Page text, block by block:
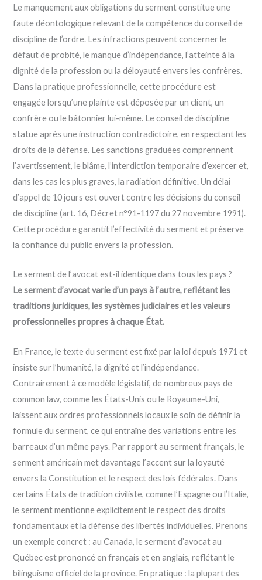
Le manquement aux obligations du serment constitue une
faute déontologique relevant de la compétence du conseil de
discipline de l’ordre. Les infractions peuvent concerner le
défaut de probité, le manque d’indépendance, l’atteinte à la
dignité de la profession ou la déloyauté envers les confrères.
Dans la pratique professionnelle, cette procédure est
engagée lorsqu’une plainte est déposée par un client, un
confrère ou le bâtonnier lui-même. Le conseil de discipline
statue après une instruction contradictoire, en respectant les
droits de la défense. Les sanctions graduées comprennent
l’avertissement, le blâme, l’interdiction temporaire d’exercer et,
dans les cas les plus graves, la radiation définitive. Un délai
d’appel de 10 jours est ouvert contre les décisions du conseil
de discipline (art. 16, Décret n°91-1197 du 27 novembre 1991).
Cette procédure garantit l’effectivité du serment et préserve
la confiance du public envers la profession.
Le serment de l’avocat est-il identique dans tous les pays ?
Le serment d’avocat varie d’un pays à l’autre, reflétant les
traditions juridiques, les systèmes judiciaires et les valeurs
professionnelles propres à chaque État.
En France, le texte du serment est fixé par la loi depuis 1971 et
insiste sur l’humanité, la dignité et l’indépendance.
Contrairement à ce modèle législatif, de nombreux pays de
common law, comme les États-Unis ou le Royaume-Uni,
laissent aux ordres professionnels locaux le soin de définir la
formule du serment, ce qui entraîne des variations entre les
barreaux d’un même pays. Par rapport au serment français, le
serment américain met davantage l’accent sur la loyauté
envers la Constitution et le respect des lois fédérales. Dans
certains États de tradition civiliste, comme l’Espagne ou l’Italie,
le serment mentionne explicitement le respect des droits
fondamentaux et la défense des libertés individuelles. Prenons
un exemple concret : au Canada, le serment d’avocat au
Québec est prononcé en français et en anglais, reflétant le
bilinguisme officiel de la province. En pratique : la plupart des